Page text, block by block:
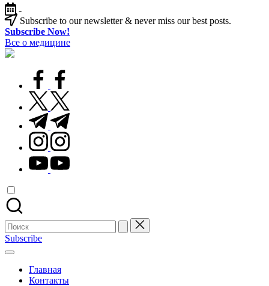
Перейти
к
содержимому
-
Subscribe to our newsletter & never miss our best posts.
Subscribe Now!
Все о медицине
Лечитесь
facebook.com
twitter.com
t.me
instagram.com
youtube.com
Поиск
для:
Subscribe
Главная
Контакты